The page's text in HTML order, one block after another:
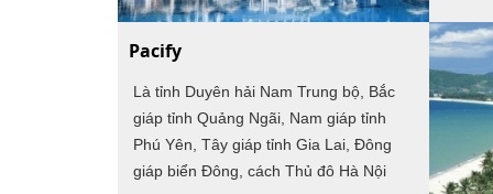
- Phía
Thiên
Hải
tỉnh
- Từ
Pacify
Là tỉnh Duyên hải Nam Trung bộ, Bắc
giáp tỉnh Quảng Ngãi, Nam giáp tỉnh
Phú Yên, Tây giáp tỉnh Gia Lai, Đông
giáp biển Đông, cách Thủ đô Hà Nội